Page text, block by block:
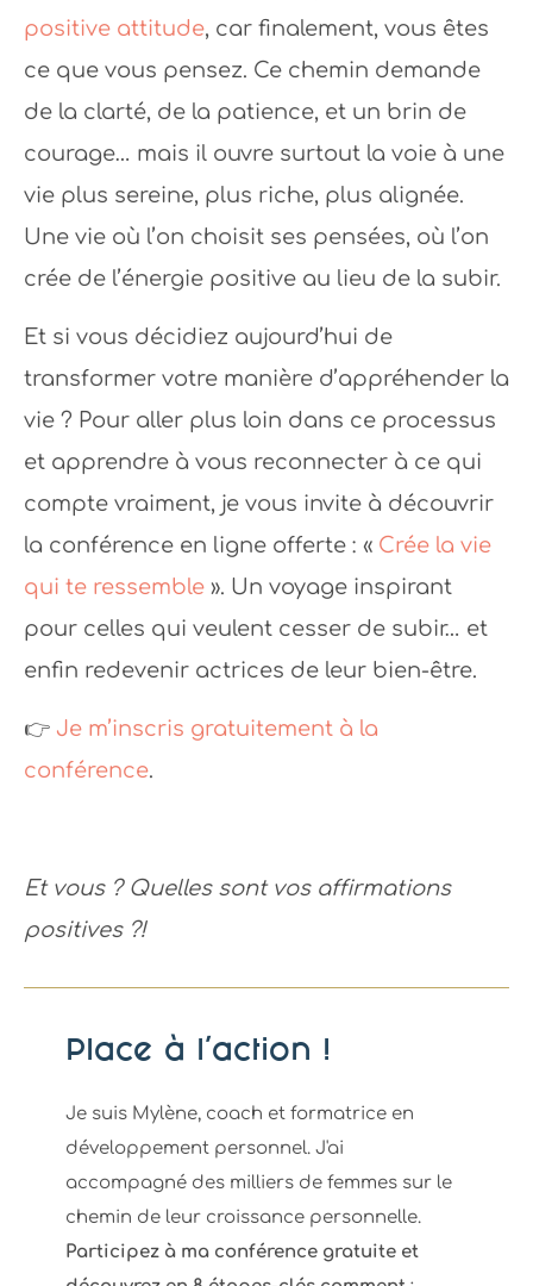
positive attitude, car finalement, vous êtes
ce que vous pensez. Ce chemin demande
de la clarté, de la patience, et un brin de
courage… mais il ouvre surtout la voie à une
vie plus sereine, plus riche, plus alignée.
Une vie où l’on choisit ses pensées, où l’on
crée de l’énergie positive au lieu de la subir.
Et si vous décidiez aujourd’hui de
transformer votre manière d’appréhender la
vie ? Pour aller plus loin dans ce processus
et apprendre à vous reconnecter à ce qui
compte vraiment, je vous invite à découvrir
la conférence en ligne offerte : « Crée la vie
qui te ressemble ». Un voyage inspirant
pour celles qui veulent cesser de subir… et
enfin redevenir actrices de leur bien-être.
👉 Je m’inscris gratuitement à la
conférence.
Et vous ? Quelles sont vos affirmations
positives ?!
Place à l'action !
Je suis Mylène, coach et formatrice en
développement personnel. J'ai
accompagné des milliers de femmes sur le
chemin de leur croissance personnelle.
Participez à ma conférence gratuite et